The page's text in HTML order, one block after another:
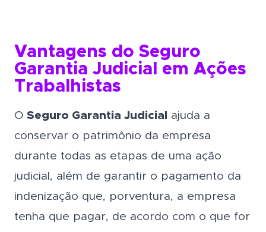
Vantagens do Seguro
Garantia Judicial em Ações
Trabalhistas
O Seguro Garantia Judicial
ajuda a
conservar o patrimônio da empresa
durante todas as etapas de uma ação
judicial, além de garantir o pagamento da
indenização que, porventura, a empresa
tenha que pagar, de acordo com o que for